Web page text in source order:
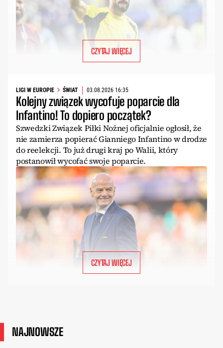
CZYTAJ WIĘCEJ
LIGI W EUROPIE ŚWIAT 03.08.2026 16:35
Kolejny związek wycofuje poparcie dla
Infantino! To dopiero początek?
Szwedzki Związek Piłki Nożnej oficjalnie ogłosił, że
nie zamierza popierać Gianniego Infantino w drodze
do reelekcji. To już drugi kraj po Walii, który
postanowił wycofać swoje poparcie.
CZYTAJ WIĘCEJ
NAJNOWSZE